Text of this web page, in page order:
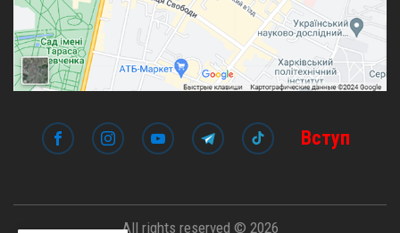
Вступ
All rights reserved © 2026